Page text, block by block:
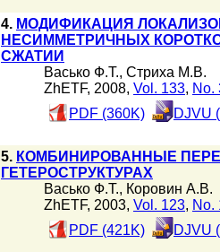
4. МОДИФИКАЦИЯ
НЕСИММЕТРИЧНЫХ
СЖАТИИ
Васько Ф.Т., Стриха М.В.
ZhETF, 2008, Vol. 133, No.
PDF (360K)
DJVU
5. КОМБИНИРОВАННЫЕ
ГЕТЕРОСТРУКТУРАХ
Васько Ф.Т., Коровин А.В.
ZhETF, 2003, Vol. 123, No.
PDF (421K)
DJVU